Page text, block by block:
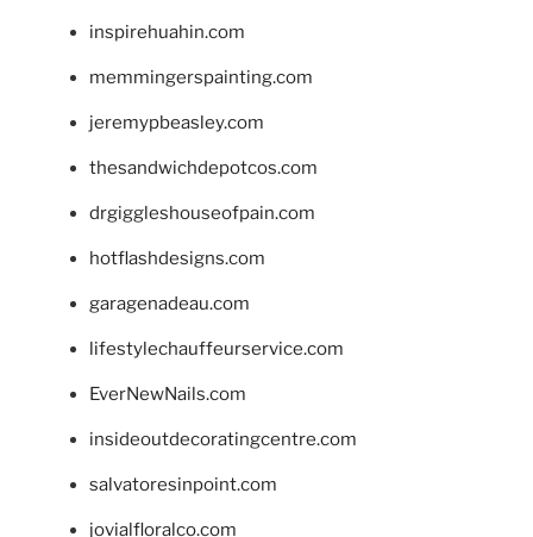
inspirehuahin.com
memmingerspainting.com
jeremypbeasley.com
thesandwichdepotcos.com
drgiggleshouseofpain.com
hotflashdesigns.com
garagenadeau.com
lifestylechauffeurservice.com
EverNewNails.com
insideoutdecoratingcentre.com
salvatoresinpoint.com
jovialfloralco.com